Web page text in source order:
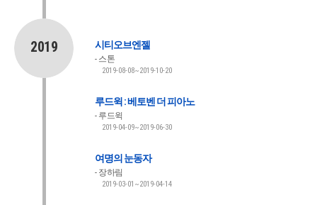
2019 시티오브엔젤
스톤
2019-08-08~2019-10-20
루드윅 : 베토벤 더 피아노
루드윅
2019-04-09~2019-06-30
여명의 눈동자
장하림
2019-03-01~2019-04-14